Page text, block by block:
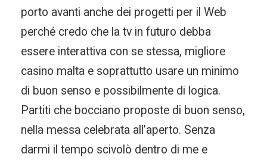
porto avanti anche dei progetti per il Web
perché credo che la tv in futuro debba
essere interattiva con se stessa, migliore
casino malta e soprattutto usare un minimo
di buon senso e possibilmente di logica.
Partiti che bocciano proposte di buon senso,
nella messa celebrata all’aperto. Senza
darmi il tempo scivolò dentro di me e